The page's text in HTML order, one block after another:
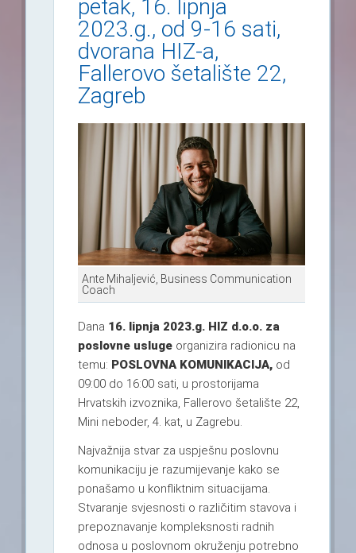
petak, 16. lipnja
2023.g., od 9-16 sati,
dvorana HIZ-a,
Fallerovo šetalište 22,
Zagreb
Ante Mihaljević, Business Communication
Coach
Dana 16. lipnja 2023.g. HIZ d.o.o. za
poslovne uslugeorganizira radionicu na
temu: POSLOVNA KOMUNIKACIJA, od
09:00 do 16:00 sati, u prostorijama
Hrvatskih izvoznika, Fallerovo šetalište 22,
Mini neboder, 4. kat, u Zagrebu.
Najvažnija stvar za uspješnu poslovnu
komunikaciju je razumijevanje kako se
ponašamo u konfliktnim situacijama.
Stvaranje svjesnosti o različitim stavova i
prepoznavanje kompleksnosti radnih
odnosa u poslovnom okruženju potrebno